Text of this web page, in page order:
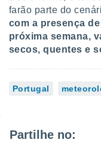
farão parte do
com a presença
próxima semana,
secos, quentes e
Portugal
Partilhe no: